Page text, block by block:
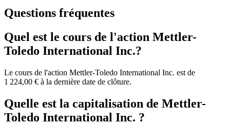
Questions fréquentes
Quel est le cours de l'action Mettler-
Toledo International Inc.?
Le cours de l'action Mettler-Toledo International Inc. est de
1 224,00 € à la dernière date de clôture.
Quelle est la capitalisation de Mettler-
Toledo International Inc. ?